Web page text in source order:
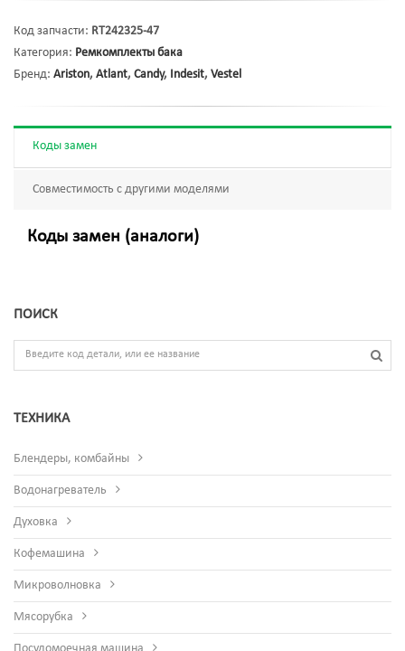
Код запчасти: RT242325-47
Категория: Ремкомплекты бака
Бренд: Ariston, Atlant, Candy, Indesit, Vestel
Коды замен
Совместимость с другими моделями
Коды замен (аналоги)
ПОИСК
ТЕХНИКА
Блендеры, комбайны
Водонагреватель
Духовка
Кофемашина
Микроволновка
Мясорубка
Посудомоечная машина